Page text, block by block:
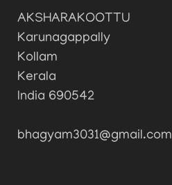
AKSHARAKOOTTU
Karunagappally
Kollam
Kerala
India 690542
bhagyam3031@gmail.com